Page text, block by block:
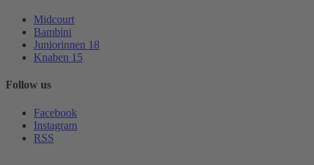
Midcourt
Bambini
Juniorinnen 18
Knaben 15
Follow us
Facebook
Instagram
RSS